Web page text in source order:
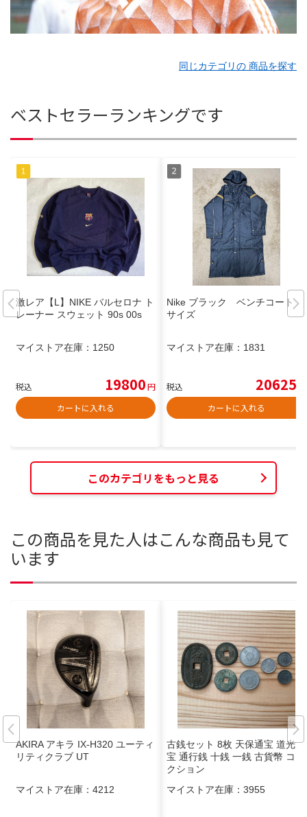
同じカテゴリの 商品を探す
ベストセラーランキングです
激レア【L】NIKE バルセロナ ト
レーナー スウェット 90s 00s
マイストア在庫： 1250
税込 19800円
カートに入れる
Nike ブラック ベンチコート L
サイズ
マイストア在庫： 1831
税込 20625
カートに入れる
このカテゴリをもっと見る
この商品を見た人はこんな商品も見て
います
AKIRA アキラ IX-H320 ユーティ
リティクラブ UT
マイストア在庫： 4212
古銭セット 8枚 天保通宝 道光通
宝 通行銭 十銭 一銭 古貨幣 コレ
クション
マイストア在庫： 3955